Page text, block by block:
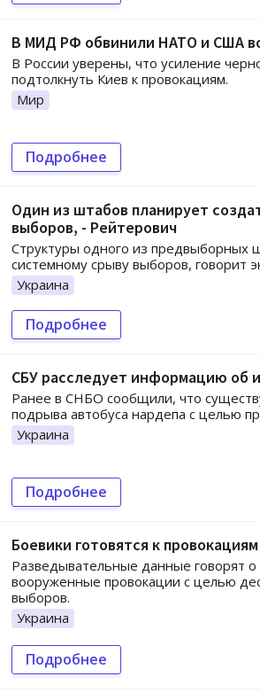
В МИД РФ обвинили НАТО и США
В России уверены, что усиление
подтолкнуть Киев к провокациям.
Мир
Подробнее
Один из штабов планирует
выборов, - Рейтерович
Структуры одного из предвыборных
системному срыву выборов, говорит
Украина
Подробнее
СБУ расследует информацию об
Ранее в СНБО сообщили, что
подрыва автобуса нардепа с целью
Украина
Подробнее
Боевики готовятся к
Разведывательные данные говорят
вооруженные провокации с целью
выборов.
Украина
Подробнее